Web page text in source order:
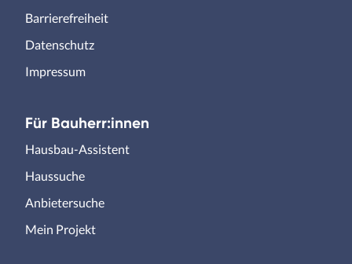
Barrierefreiheit
Datenschutz
Impressum
Für Bauherr:innen
Hausbau-Assistent
Haussuche
Anbietersuche
Mein Projekt